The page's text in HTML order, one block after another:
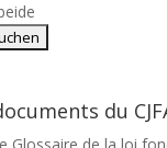
du